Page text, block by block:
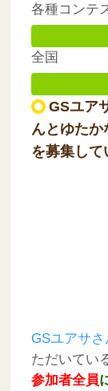
各種コンテ
全国
GSユア
んとゆた
を募集して
GSユアサさ
ただいてい
参加者全員